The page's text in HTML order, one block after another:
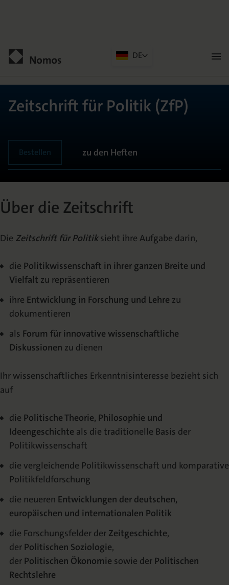
ALLGEMEIN
Über die Zeitschrift
Wissenschaftlicher Beirat
Redaktion
(TOC-Alert)
VERÖFFENTLICHEN
Autorenhinweise
Open Access Publizieren
Veröffentlichungsrichtlinien
Abstracting & Indexing
Urheberrecht
Mediadaten
DE
Kontakt
Zeitschrift für Politik (ZfP)
Bestellen zu den Heften
Über die Zeitschrift
Die Zeitschrift für Politiksieht ihre Aufgabe darin,
die Politikwissenschaft in ihrer ganzen Breite und
Vielfalt zu repräsentieren
ihre Entwicklung in Forschung und Lehre zu
dokumentieren
als Forum für innovative wissenschaftliche
Diskussionen zu dienen
Ihr wissenschaftliches Erkenntnisinteresse bezieht sich
auf
die Politische Theorie, Philosophie und
Ideengeschichte als die traditionelle Basis der
Politikwissenschaft
die vergleichende Politikwissenschaft und komparative
Politikfeldforschung
die neueren Entwicklungen der deutschen,
europäischen und internationalen Politik
die Forschungsfelder der Zeitgeschichte,
der Politischen Soziologie,
der Politischen Ökonomie sowie der Politischen
Rechtslehre